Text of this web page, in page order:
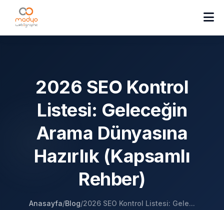
2026 SEO Kontrol
Listesi: Geleceğin
Arama Dünyasına
Hazırlık (Kapsamlı
Rehber)
Anasayfa/Blog/2026 SEO Kontrol Listesi: Gele...